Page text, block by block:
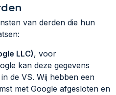
van derden die hun
LLC), voor
kan deze gegevens
de VS. Wij hebben een
met Google afgesloten en